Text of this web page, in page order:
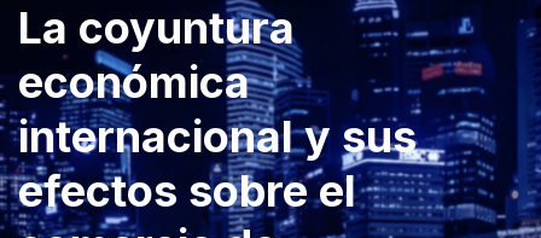
La coyuntura
económica
internacional y sus
efectos sobre el